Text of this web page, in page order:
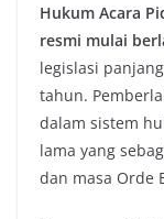
Hukum Acara
resmi mulai
legislasi
tahun.
dalam sistem
lama yang
dan masa Orde